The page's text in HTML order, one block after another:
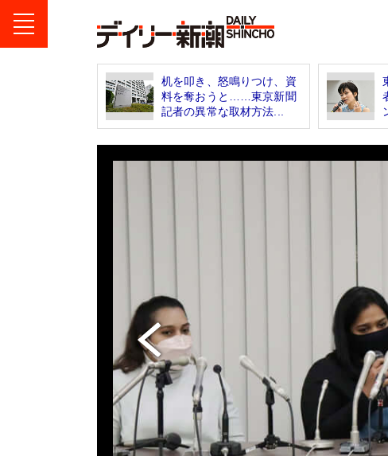
机を叩き、怒鳴りつけ、資
料を奪おうと……東京新聞
記者の異常な取材方法...